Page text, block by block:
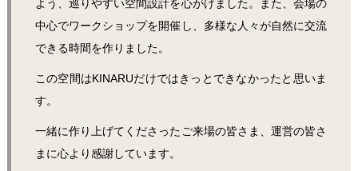
よう、巡りやすい空間設計を心がけました。また、会場の
中心でワークショップを開催し、多様な人々が自然に交流
できる時間を作りました。
この空間はKINARUだけではきっとできなかったと思いま
す。
一緒に作り上げてくださったご来場の皆さま、運営の皆さ
まに心より感謝しています。